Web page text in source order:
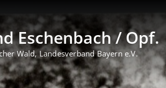
Eschenbach / Opf.
Wald, Landesverband Bayern e.V.